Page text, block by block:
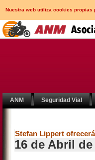
Nuestra web utiliza cookies
ANM Seguridad Vial
Stefan Lippert
16 de Abril de